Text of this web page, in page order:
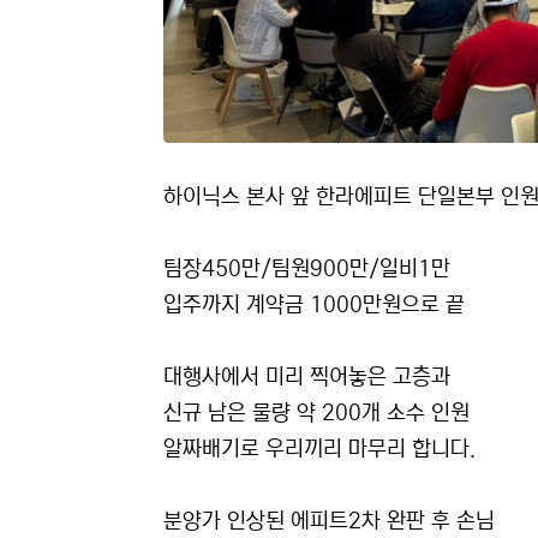
하이닉스 본사 앞 한라에피트 단일본부 인
팀장450만/팀원900만/일비1만
입주까지 계약금 1000만원으로 끝
대행사에서 미리 찍어놓은 고층과
신규 남은 물량 약 200개 소수 인원
알짜배기로 우리끼리 마무리 합니다.
분양가 인상된 에피트2차 완판 후 손님